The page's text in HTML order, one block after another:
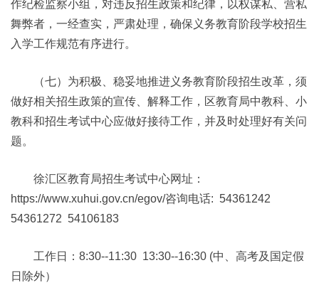
作纪检监察小组，对违反招生政策和纪律，以权谋私、营私
舞弊者，一经查实，严肃处理，确保义务教育阶段学校招生
入学工作规范有序进行。
（七）为积极、稳妥地推进义务教育阶段招生改革，须
做好相关招生政策的宣传、解释工作，区教育局中教科、小
教科和招生考试中心应做好接待工作，并及时处理好有关问
题。
徐汇区教育局招生考试中心网址：
https://www.xuhui.gov.cn/egov/咨询电话: 54361242
54361272 54106183
工作日：8:30--11:30 13:30--16:30 (中、高考及国定假
日除外）